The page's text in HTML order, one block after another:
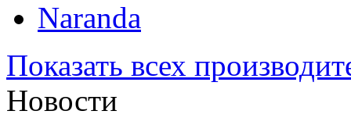
Naranda
Показать всех
Новости